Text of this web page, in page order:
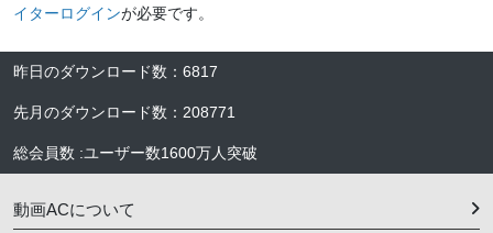
イターログインが必要です。
昨日のダウンロード数 ： 6817
先月のダウンロード数 ： 208771
総会員数 :ユーザー数1600万人 突破
動画ACについて